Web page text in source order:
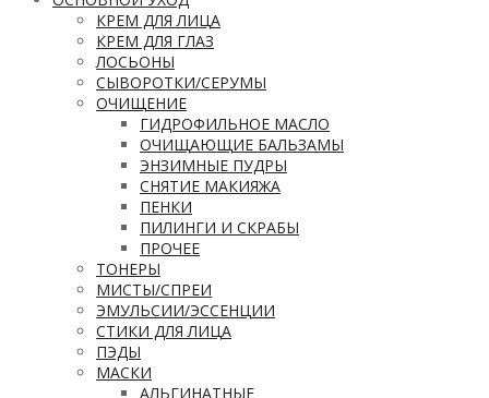
КРЕМ ДЛЯ ЛИЦА
КРЕМ ДЛЯ ГЛАЗ
ЛОСЬОНЫ
СЫВОРОТКИ/СЕРУМЫ
ОЧИЩЕНИЕ
ГИДРОФИЛЬНОЕ МАСЛО
ОЧИЩАЮЩИЕ БАЛЬЗАМЫ
ЭНЗИМНЫЕ ПУДРЫ
СНЯТИЕ МАКИЯЖА
ПЕНКИ
ПИЛИНГИ И СКРАБЫ
ПРОЧЕЕ
ТОНЕРЫ
МИСТЫ/СПРЕИ
ЭМУЛЬСИИ/ЭССЕНЦИИ
СТИКИ ДЛЯ ЛИЦА
ПЭДЫ
МАСКИ
АЛЬГИНАТНЫЕ